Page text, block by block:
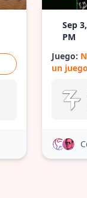
Sep
PM
Juego:
un juego